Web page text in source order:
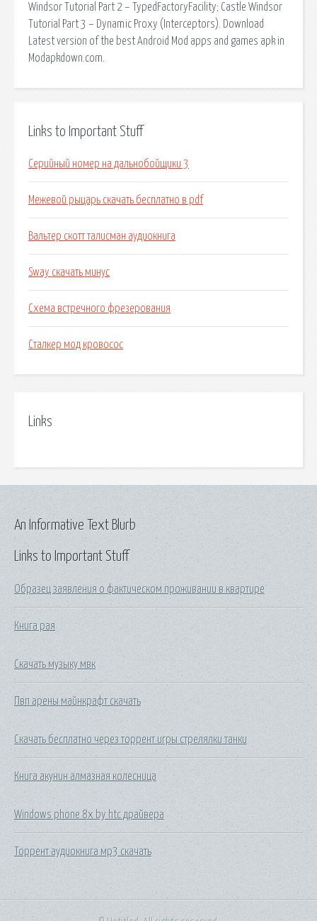
Windsor Tutorial Part 2 – TypedFactoryFacility; Castle Windsor
Tutorial Part 3 – Dynamic Proxy (Interceptors). Download
Latest version of the best Android Mod apps and games apk in
Modapkdown.com.
Links to Important Stuff
Серийный номер на дальнобойщики 3
Межевой рыцарь скачать бесплатно в pdf
Вальтер скотт талисман аудиокнига
Sway скачать минус
Схема встречного фрезерования
Сталкер мод кровосос
Links
Links to Important Stuff
Образец заявления о фактическом проживании в квартире
Книга рая
Скачать музыку мвк
Пвп арены майнкрафт скачать
Скачать бесплатно через торрент игры стрелялки танки
Книга акунин алмазная колесница
Windows phone 8x by htc драйвера
Торрент аудиокнига мр3 скачать
An Informative Text Blurb